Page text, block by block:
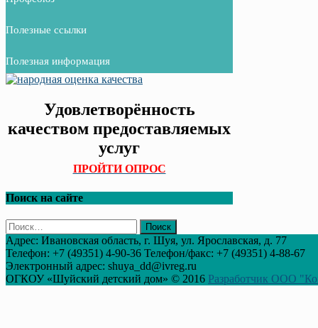
Полезные ссылки
Полезная информация
Удовлетворённость
качеством предоставляемых
услуг
ПРОЙТИ ОПРОС
Поиск на сайте
Найти:
Адрес: Ивановская область, г. Шуя, ул. Ярославская, д. 77
Телефон: +7 (49351) 4-90-36 Телефон/факс: +7 (49351) 4-88-67
Электронный адрес: shuya_dd@ivreg.ru
ОГКОУ «Шуйский детский дом» © 2016 Разработчик ООО